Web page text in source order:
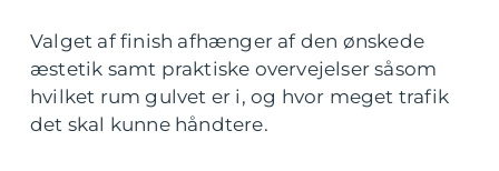
Valget af finish afhænger af den ønskede
æstetik samt praktiske overvejelser såsom
hvilket rum gulvet er i, og hvor meget trafik
det skal kunne håndtere.